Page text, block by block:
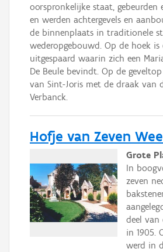
oorspronkelijke staat, gebeurden
en werden achtergevels en
de binnenplaats in traditionele
wederopgebouwd. Op de hoek is
uitgespaard waarin zich een
De Beule bevindt. Op de
van Sint-Joris met de draak van
Verbanck.
Hofje van Zeven
Grote
In
zeven
deel van
in 1905.
werd in